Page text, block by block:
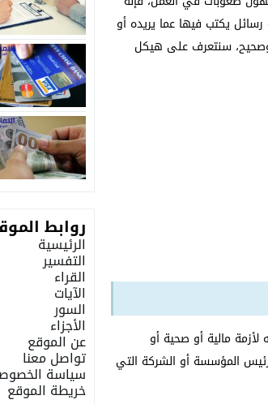
يكتب فيها عما يريده أو
سنتعرف على هيكل
مالية أو صحية أو
المؤسسة أو الشركة التي
روابط
الرئيسية
التفسير
القراء
الآيات
السور
الأجزاء
عن الموقع
تواصل معنا
سياسة
خريطة الموقع